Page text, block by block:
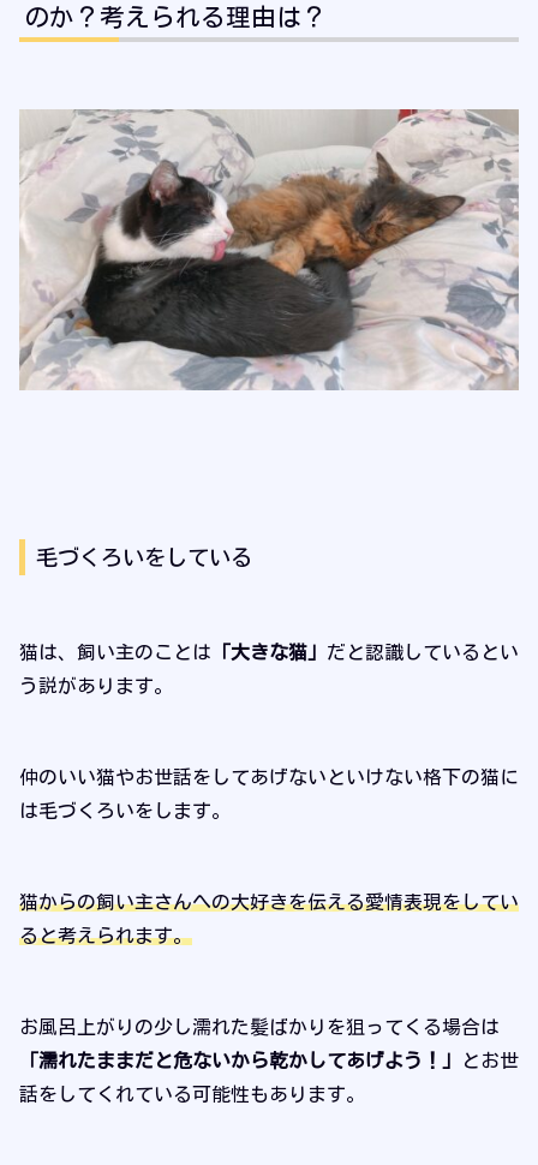
のか？考えられる理由は？
毛づくろいをしている
猫は、飼い主のことは 「大きな猫」 だと認識しているとい
う説があります。
仲のいい猫やお世話をしてあげないといけない格下の猫に
は毛づくろいをします。
猫からの飼い主さんへの大好きを伝える愛情表現をしてい
ると考えられます。
お風呂上がりの少し濡れた髪ばかりを狙ってくる場合は
「濡れたままだと危ないから乾かしてあげよう！」
とお世
話をしてくれている可能性もあります。